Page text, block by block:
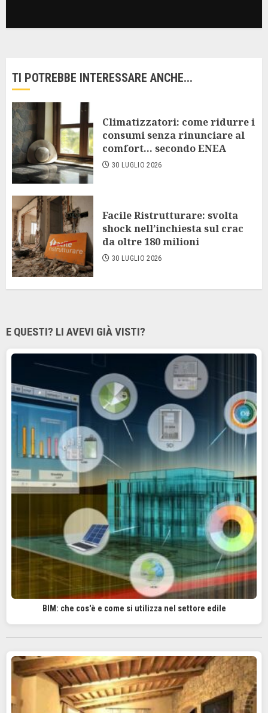
TI POTREBBE INTERESSARE ANCHE...
Climatizzatori: come ridurre i
consumi senza rinunciare al
comfort… secondo ENEA
30 LUGLIO 2026
Facile Ristrutturare: svolta
shock nell’inchiesta sul crac
da oltre 180 milioni
30 LUGLIO 2026
E QUESTI? LI AVEVI GIÀ VISTI?
BIM: che cos'è e come si utilizza nel settore edile